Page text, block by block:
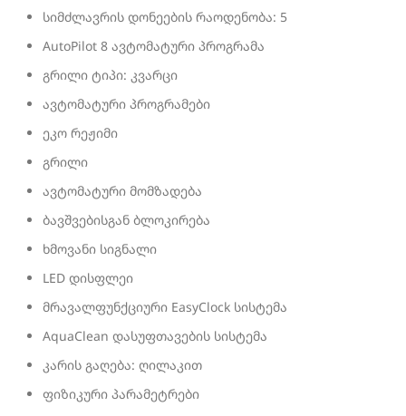
სიმძლავრის დონეების რაოდენობა: 5
AutoPilot 8 ავტომატური პროგრამა
გრილი ტიპი: კვარცი
ავტომატური პროგრამები
ეკო რეჟიმი
გრილი
ავტომატური მომზადება
ბავშვებისგან ბლოკირება
ხმოვანი სიგნალი
LED დისფლეი
მრავალფუნქციური EasyClock სისტემა
AquaClean დასუფთავების სისტემა
კარის გაღება: ღილაკით
ფიზიკური პარამეტრები